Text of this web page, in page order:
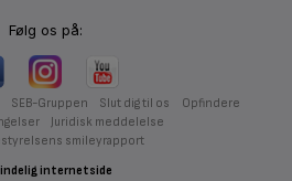
Følg os på:
SEB-Gruppen Slut dig til os
Opfindere
Juridisk meddelelse
smileyrapport
internetside